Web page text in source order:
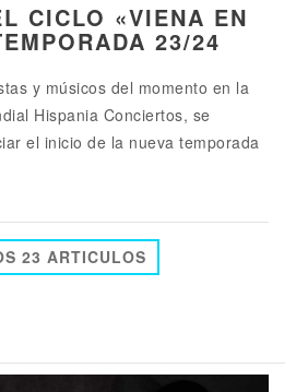
CICLO «VIENA EN
23/24
y músicos del momento en la
Hispania Conciertos, se
el inicio de la nueva temporada
23 ARTICULOS